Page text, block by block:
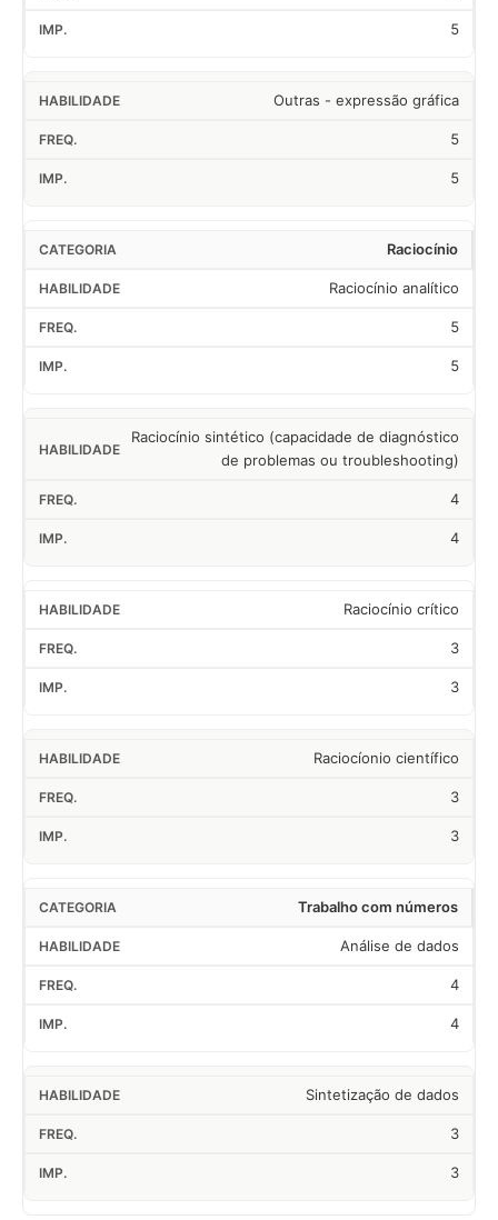
5
Outras - expressão gráfica
5
5
Raciocínio
Raciocínio analítico
5
5
Raciocínio sintético (capacidade de diagnóstico
de problemas ou troubleshooting)
4
4
Raciocínio crítico
3
3
Raciocíonio científico
3
3
Trabalho com números
Análise de dados
4
4
Sintetização de dados
3
3